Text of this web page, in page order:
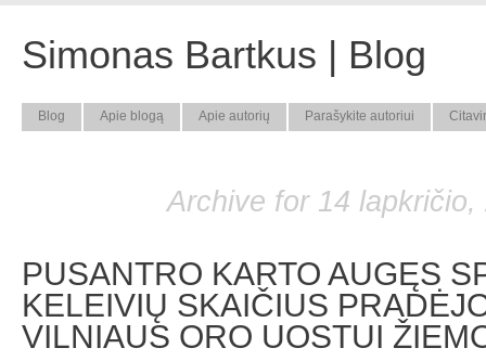
Simonas Bartkus | Blog
Blog Apie blogą Apie autorių Parašykite autoriui
Archive for 14 lapkričio,
PUSANTRO KARTO AUGĘS
KELEIVIŲ SKAIČIUS
VILNIAUS ORO UOSTUI